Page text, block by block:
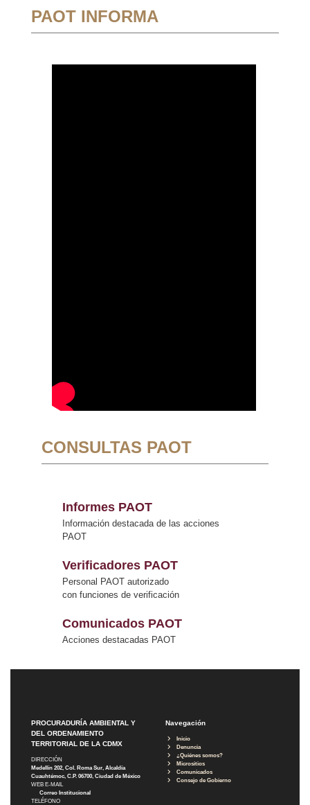
PAOT INFORMA
CONSULTAS PAOT
Informes PAOT
Información destacada de las acciones
PAOT
Verificadores PAOT
Personal PAOT autorizado
con funciones de verificación
Comunicados PAOT
Acciones destacadas PAOT
PROCURADURÍA AMBIENTAL Y
DEL ORDENAMIENTO
TERRITORIAL DE LA CDMX
DIRECCIÓN
Medellín 202, Col. Roma Sur, Alcaldía
Cuauhtémoc, C.P. 06700, Ciudad de México
WEB E-MAIL
Correo Institucional
TELÉFONO
Navegación
Inicio
Denuncia
¿Quiénes somos?
Micrositios
Comunicados
Consejo de Gobierno